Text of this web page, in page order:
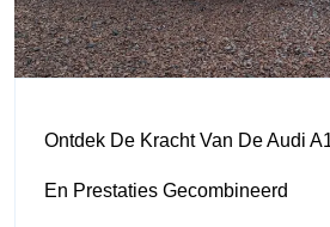
Ontdek De Kracht Van De Audi
En Prestaties Gecombineerd